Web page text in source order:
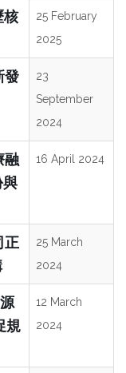
核
25 February
2025
發
23
September
2024
融
與
16 April 2024
正
25 March
2024
規
12 March
2024